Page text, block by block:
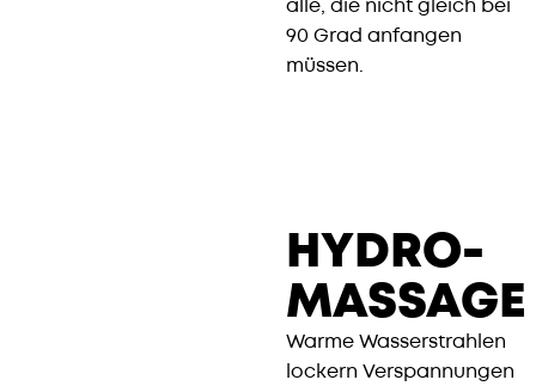
alle, die nicht gleich bei
90 Grad anfangen
müssen.
HYDRO-
MASSAGE
Warme Wasserstrahlen
lockern Verspannungen